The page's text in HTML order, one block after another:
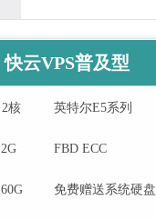
快云VPS普及型
2核 英特尔E5系列
2G FBD ECC
60G 免费赠送系统硬盘